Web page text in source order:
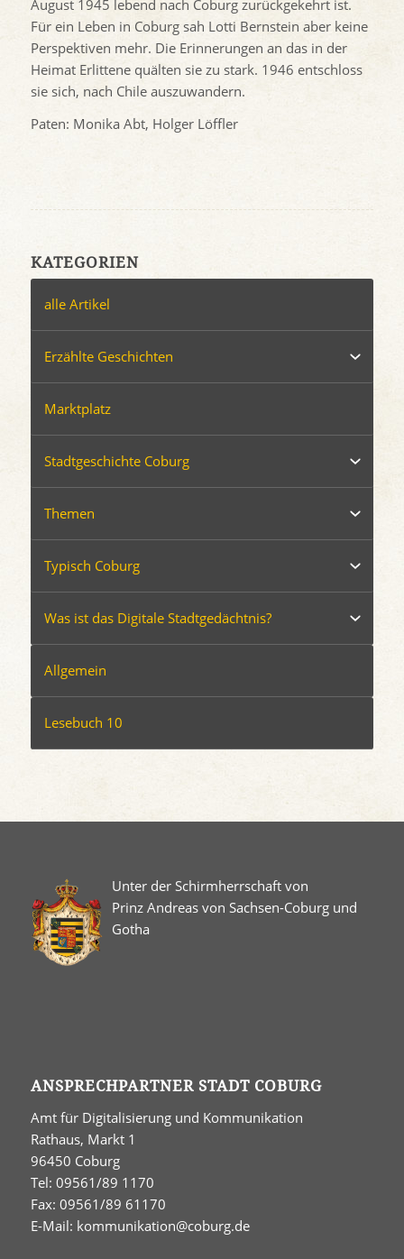
August 1945 lebend nach Coburg zurückgekehrt ist.
Für ein Leben in Coburg sah Lotti Bernstein aber keine
Perspektiven mehr. Die Erinnerungen an das in der
Heimat Erlittene quälten sie zu stark. 1946 entschloss
sie sich, nach Chile auszuwandern.
Paten: Monika Abt, Holger Löffler
KATEGORIEN
alle Artikel
Erzählte Geschichten
Marktplatz
Stadtgeschichte Coburg
Themen
Typisch Coburg
Was ist das Digitale Stadtgedächtnis?
Allgemein
Lesebuch 10
Unter der Schirmherrschaft von
Prinz Andreas von Sachsen-Coburg und
Gotha
ANSPRECHPARTNER STADT COBURG
Amt für Digitalisierung und Kommunikation
Rathaus, Markt 1
96450 Coburg
Tel: 09561/89 1170
Fax: 09561/89 61170
E-Mail: kommunikation@coburg.de